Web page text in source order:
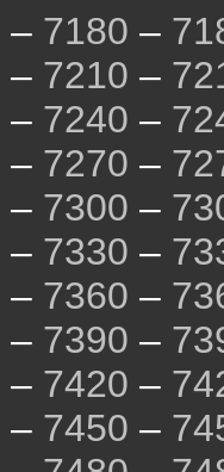
– 7180 –
– 7210 –
– 7240 –
– 7270 –
– 7300 –
– 7330 –
– 7360 –
– 7390 –
– 7420 –
– 7450 –